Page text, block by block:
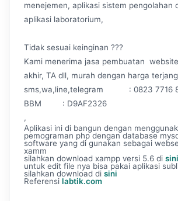
menejemen, aplikasi sistem pengolahan
aplikasi laboratorium,
Tidak sesuai keinginan ???
Kami menerima jasa pembuatan
akhir, TA dll, murah dengan harga
sms,wa,line,telegram : 0823 7716
BBM : D9AF2326
,
Aplikasi ini di bangun dengan
pemograman php dengan database
software yang di gunakan sebagai
xamm
silahkan download xampp versi 5.6 di sini
untuk edit file nya bisa pakai aplikasi
silahkan download di sini
Referensi labtik.com